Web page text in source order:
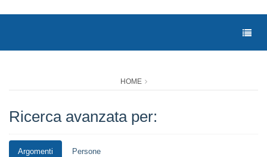
HOME
Ricerca avanzata per:
Argomenti Persone